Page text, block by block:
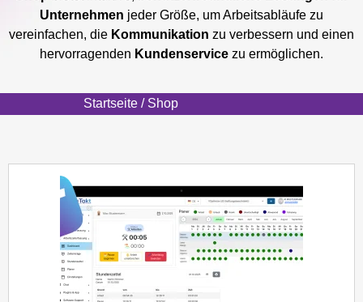
Unternehmen jeder Größe, um Arbeitsabläufe zu
vereinfachen, die Kommunikation zu verbessern und einen
hervorragenden Kundenservice zu ermöglichen.
Startseite / Shop